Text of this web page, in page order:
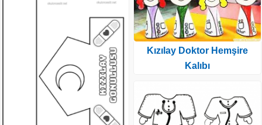
Kızılay Doktor Hemşire
Kalıbı